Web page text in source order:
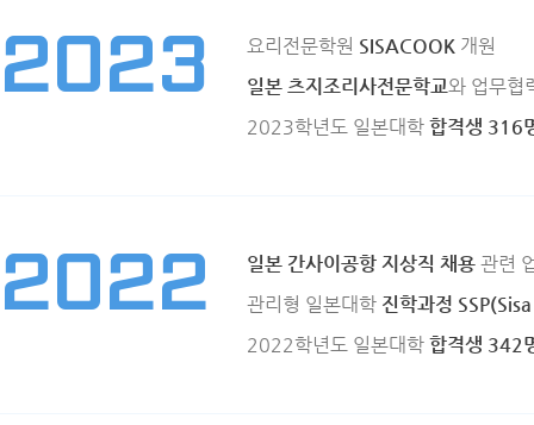
2023 요리전문학원 SISACOOK 개원
일본 츠지조리사전문학교와 업무협
2023학년도 일본대학 합격생 316
2022 일본 간사이공항 지상직 채용 관련
관리형 일본대학 진학과정
2022학년도 일본대학 합격생 342